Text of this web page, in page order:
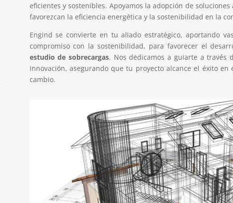
eficientes y sostenibles. Apoyamos la adopción de
favorezcan la eficiencia energética y la sostenibilidad en la
Engind se convierte en tu aliado estratégico, aportando
compromiso con la sostenibilidad, para favorecer el
estudio de sobrecargas. Nos dedicamos a guiarte a través
innovación, asegurando que tu proyecto alcance el éxito
cambio.